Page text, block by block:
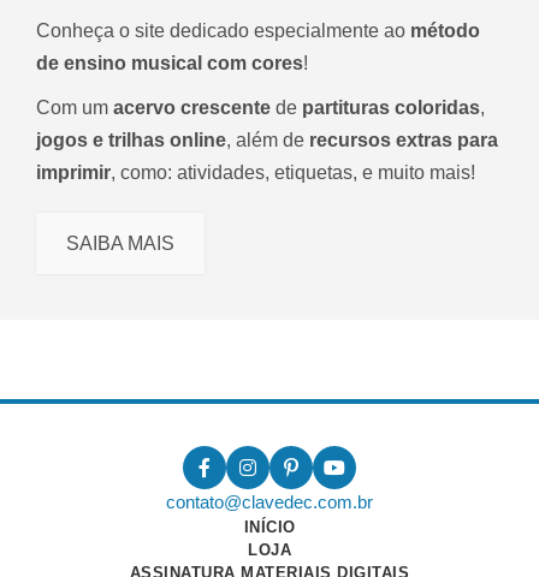
Conheça o site dedicado especialmente ao método
de ensino musical com cores!
Com um acervo crescente de partituras coloridas,
jogos e trilhas online, além de recursos extras para
imprimir, como: atividades, etiquetas, e muito mais!
SAIBA MAIS
contato@clavedec.com.br
INÍCIO
LOJA
ASSINATURA MATERIAIS DIGITAIS